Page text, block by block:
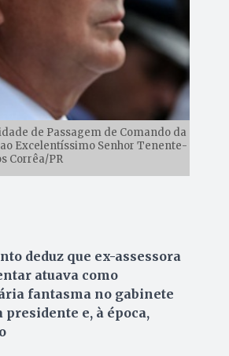
de Passagem de Comando da
Excelentíssimo Senhor Tenente-
Corrêa/PR
deduz que ex-assessora
atuava como
fantasma no gabinete
presidente e, à época,